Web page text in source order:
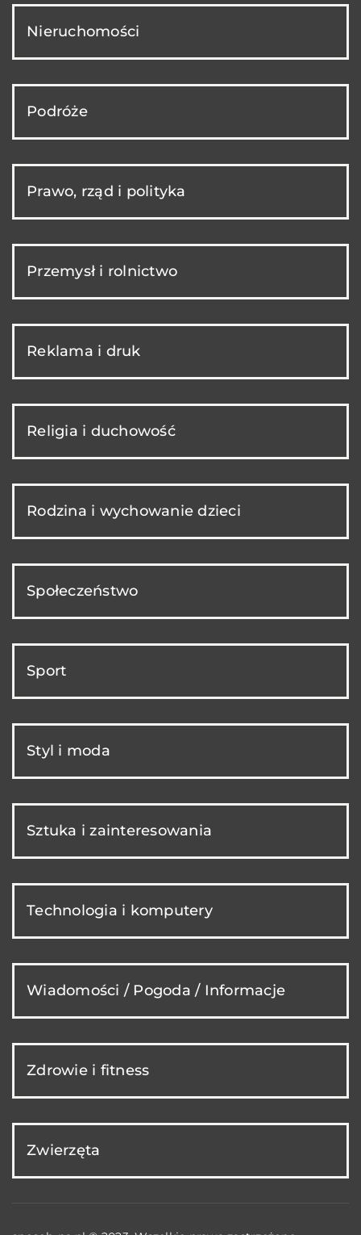
Nieruchomości
Podróże
Prawo, rząd i polityka
Przemysł i rolnictwo
Reklama i druk
Religia i duchowość
Rodzina i wychowanie dzieci
Społeczeństwo
Sport
Styl i moda
Sztuka i zainteresowania
Technologia i komputery
Wiadomości / Pogoda / Informacje
Zdrowie i fitness
Zwierzęta